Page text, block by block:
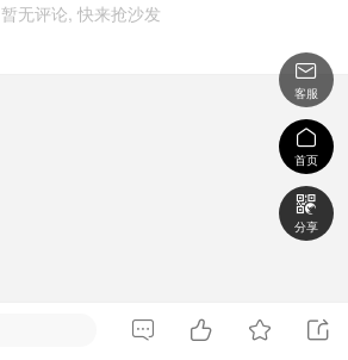
暂无评论, 快来抢沙发

客服

首页

分享
   